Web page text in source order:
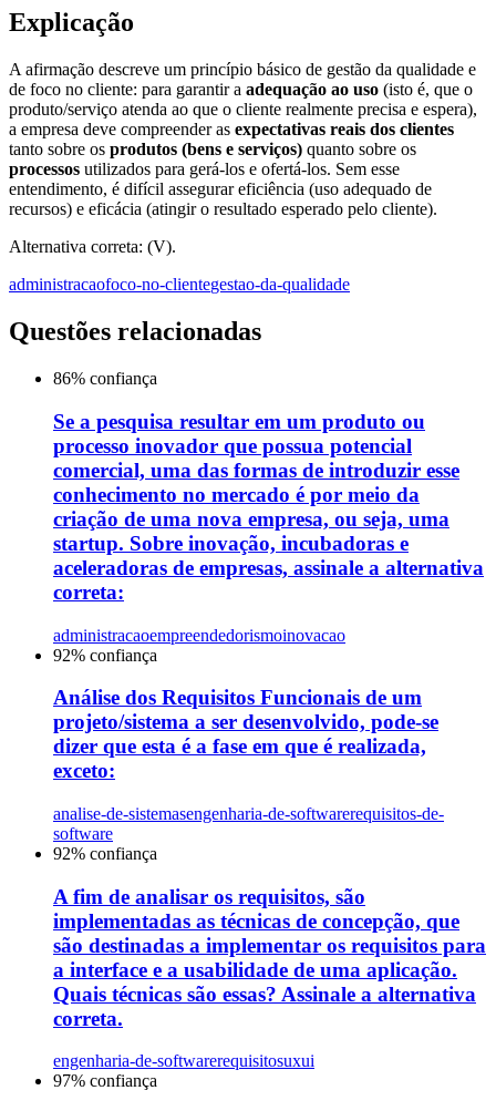
Explicação
A afirmação descreve um princípio básico de gestão da qualidade e
de foco no cliente: para garantir a adequação ao uso (isto é, que o
produto/serviço atenda ao que o cliente realmente precisa e espera),
a empresa deve compreender as expectativas reais dos clientes
tanto sobre os produtos (bens e serviços) quanto sobre os
processos utilizados para gerá-los e ofertá-los. Sem esse
entendimento, é difícil assegurar eficiência (uso adequado de
recursos) e eficácia (atingir o resultado esperado pelo cliente).
Alternativa correta: (V).
administracaofoco-no-clientegestao-da-qualidade
Questões relacionadas
86% confiança
Se a pesquisa resultar em um produto ou
processo inovador que possua potencial
comercial, uma das formas de introduzir esse
conhecimento no mercado é por meio da
criação de uma nova empresa, ou seja, uma
startup. Sobre inovação, incubadoras e
aceleradoras de empresas, assinale a alternativa
correta:
administracaoempreendedorismoinovacao
92% confiança
Análise dos Requisitos Funcionais de um
projeto/sistema a ser desenvolvido, pode-se
dizer que esta é a fase em que é realizada,
exceto:
analise-de-sistemasengenharia-de-softwarerequisitos-de-
software
92% confiança
A fim de analisar os requisitos, são
implementadas as técnicas de concepção, que
são destinadas a implementar os requisitos para
a interface e a usabilidade de uma aplicação.
Quais técnicas são essas? Assinale a alternativa
correta.
engenharia-de-softwarerequisitosuxui
97% confiança